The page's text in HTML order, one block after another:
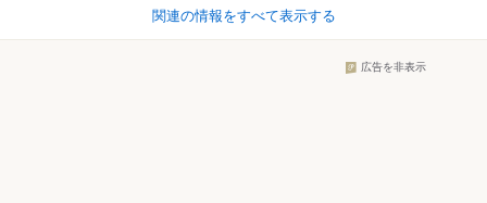
関連の情報をすべて表示する
広告を非表示